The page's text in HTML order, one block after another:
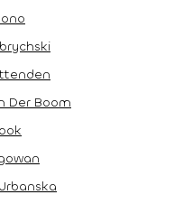
Der Boom